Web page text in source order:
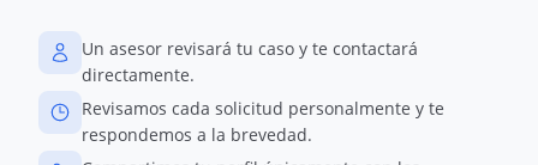
Un asesor revisará tu caso y te contactará
directamente.
Revisamos cada solicitud personalmente y te
respondemos a la brevedad.